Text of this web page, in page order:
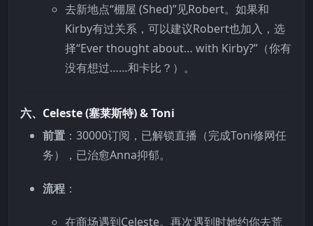
去新地点“棚屋 (Shed)”见Robert。如果和
Kirby有过关系，可以建议Robert也加入，选
择“Ever thought about… with Kirby?”（你有
没有想过……和卡比？）。
六、Celeste (塞莱斯特) & Toni
前置 ：30000订阅，已解锁直播（完成Toni修网任
务），已治愈Anna抑郁。
流程 ：
在商场遇到Celeste。再次遇到时她约你去荒